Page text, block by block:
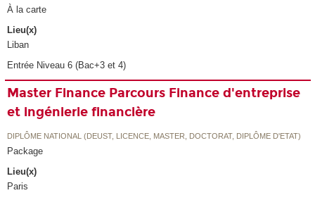
À la carte
Lieu(x)
Liban
Entrée Niveau 6 (Bac+3 et 4)
Master Finance Parcours Finance d'entreprise
et ingénierie financière
DIPLÔME NATIONAL (DEUST, LICENCE, MASTER, DOCTORAT, DIPLÔME D'ETAT)
Package
Lieu(x)
Paris